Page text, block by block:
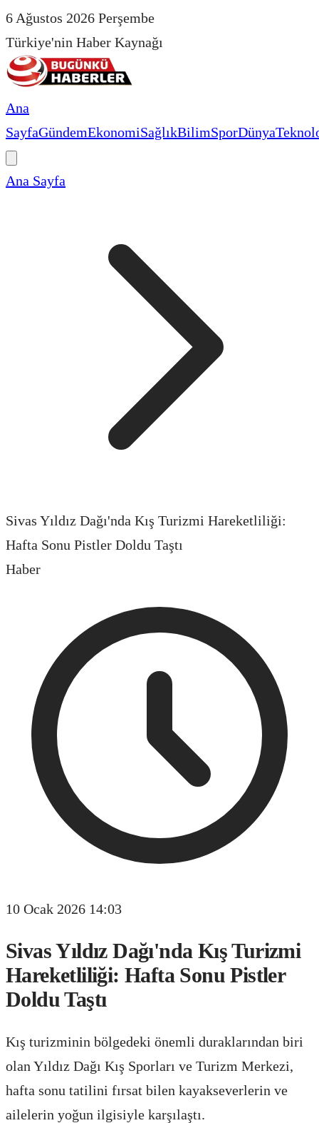
6 Ağustos 2026 Perşembe
Türkiye'nin Haber Kaynağı
Ana
SayfaGündemEkonomiSağlıkBilimSporDünya
Ana Sayfa
Sivas Yıldız Dağı'nda Kış Turizmi Hareketliliği:
Hafta Sonu Pistler Doldu Taştı
Haber
10 Ocak 2026 14:03
Sivas Yıldız Dağı'nda Kış Turizmi
Hareketliliği: Hafta Sonu Pistler
Doldu Taştı
Kış turizminin bölgedeki önemli duraklarından biri
olan Yıldız Dağı Kış Sporları ve Turizm Merkezi,
hafta sonu tatilini fırsat bilen kayakseverlerin ve
ailelerin yoğun ilgisiyle karşılaştı.